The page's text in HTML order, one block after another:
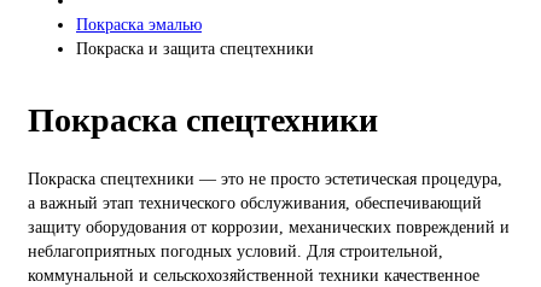
Покраска эмалью
Покраска и защита спецтехники
Покраска спецтехники
Покраска спецтехники — это не просто эстетическая процедура,
а важный этап технического обслуживания, обеспечивающий
защиту оборудования от коррозии, механических повреждений и
неблагоприятных погодных условий. Для строительной,
коммунальной и сельскохозяйственной техники качественное